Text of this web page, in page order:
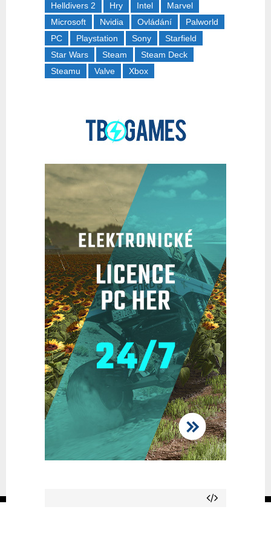
Helldivers 2
Hry Intel
Marvel
Microsoft
Nvidia Ovládání
Palworld
PC
Playstation Sony
Starfield
Star Wars
Steam
Steam Deck
Steamu
Valve Xbox